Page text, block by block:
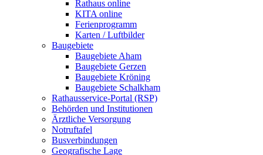
Rathaus online
KITA online
Ferienprogramm
Karten / Luftbilder
Baugebiete
Baugebiete Aham
Baugebiete Gerzen
Baugebiete Kröning
Baugebiete Schalkham
Rathausservice-Portal (RSP)
Behörden und Institutionen
Ärztliche Versorgung
Notruftafel
Busverbindungen
Geografische Lage